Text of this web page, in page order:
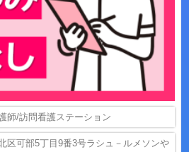
師/訪問看護ステーション
区可部5丁目9番3号ラシュ－ルメソンや